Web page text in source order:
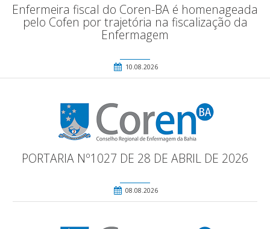
Enfermeira fiscal do Coren-BA é homenageada
pelo Cofen por trajetória na fiscalização da
Enfermagem
10.08.2026
PORTARIA Nº1027 DE 28 DE ABRIL DE 2026
08.08.2026